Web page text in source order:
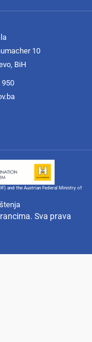
10
BiH
950
Sva prava
and the Austrian Federal Ministry of